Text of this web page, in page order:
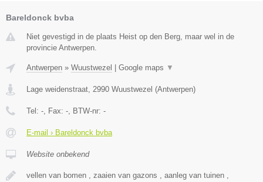
Bareldonck bvba
Niet gevestigd in de plaats Heist op den Berg, maar wel in de
provincie Antwerpen.
Antwerpen » Wuustwezel Google maps ▼
Lage weidenstraat 2990 Wuustwezel (Antwerpen)
Tel: - , Fax: - , BTW-nr: -
E-mail › Bareldonck bvba
Website onbekend
vellen van bomen , zaaien van gazons , aanleg van tuinen ,